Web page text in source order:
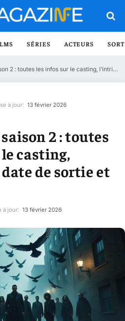
SÉRIES ACTEURS
les infos sur le casting, l’intrigue, la date de sortie et plus encore
à jour: 13 février 2026
2 : toutes
casting,
de sortie et
à jour: 13 février 2026